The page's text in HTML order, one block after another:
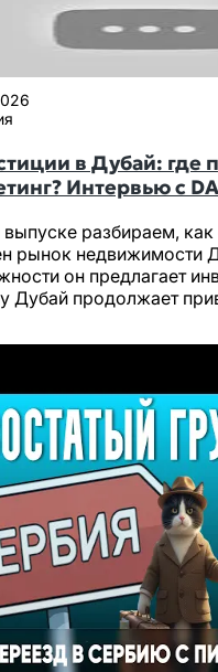
в Дубай: где
Интервью с
разбираем, как
рынок недвижимости
он предлагает
Дубай продолжает